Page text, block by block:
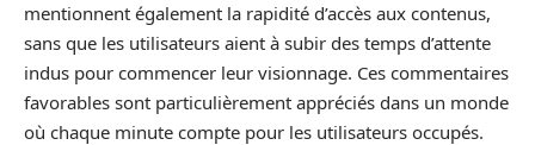
mentionnent également la rapidité d’accès aux contenus,
sans que les utilisateurs aient à subir des temps d’attente
indus pour commencer leur visionnage. Ces commentaires
favorables sont particulièrement appréciés dans un monde
où chaque minute compte pour les utilisateurs occupés.